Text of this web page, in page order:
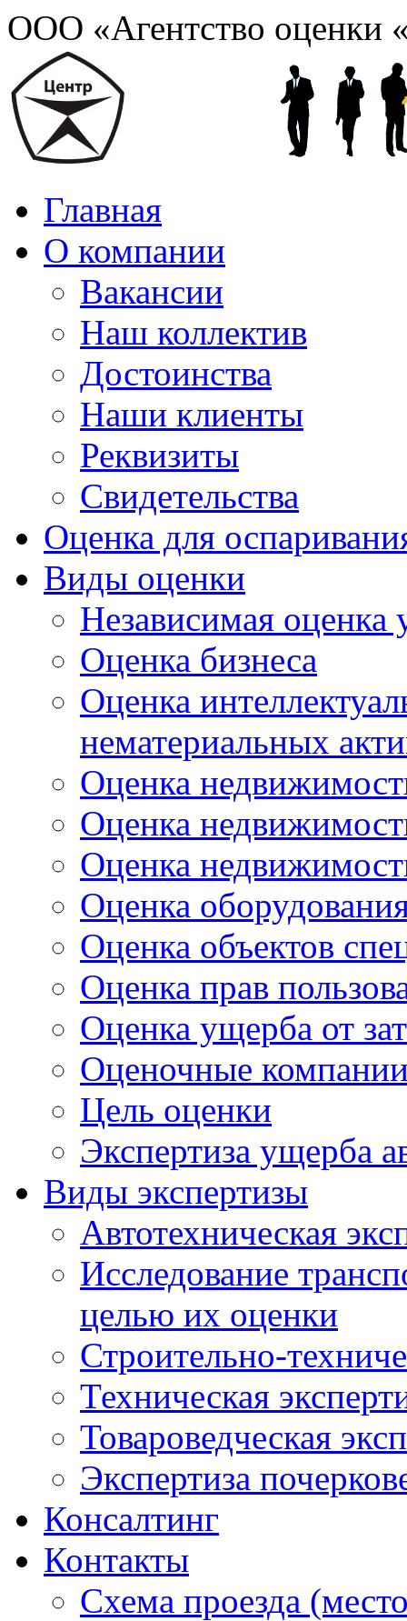
ООО «Агентство оценки
Главная
О компании
Вакансии
Наш коллектив
Достоинства
Наши клиенты
Реквизиты
Свидетельства
Оценка для
Виды оценки
Независимая
Оценка бизнеса
Оценка
нематериальных
Оценка
Оценка
Оценка
Оценка
Оценка объектов
Оценка прав
Оценка ущерба от
Оценочные
Цель оценки
Экспертиза ущерба
Виды экспертизы
Автотехническая
Исследование
целью их оценки
Строительно-
Техническая
Товароведческая
Экспертиза
Консалтинг
Контакты
Схема проезда